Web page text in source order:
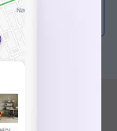
보러가기